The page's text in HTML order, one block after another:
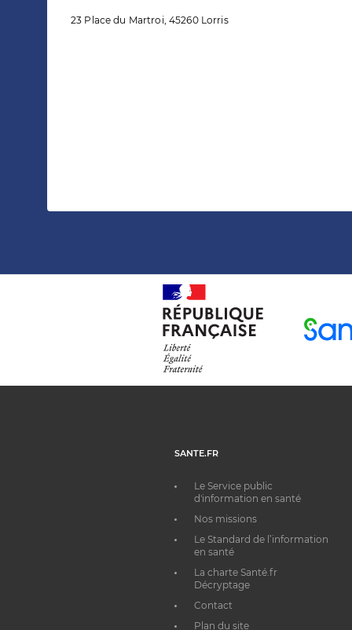
23 Place du Martroi, 45260 Lorris
SANTE.FR
Le Service public
d'information en santé
Nos missions
Le Standard de l’information
en santé
La charte Santé.fr
Décryptage
Contact
Plan du site